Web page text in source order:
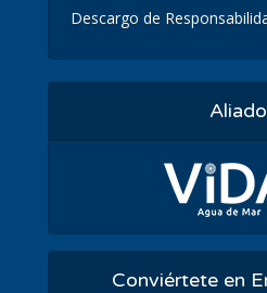
Descargo de
Conviértete en